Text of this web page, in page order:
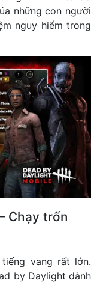
những con người
nguy hiểm trong
Chạy trốn
vang rất lớn.
by Daylight dành